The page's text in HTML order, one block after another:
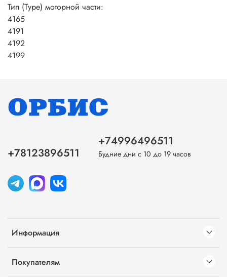
Тип (Type) моторной части:
4165
4191
4192
4199
Информация
Покупателям
+78123896511
+74996496511
Будние дни с 10 до 19 часов